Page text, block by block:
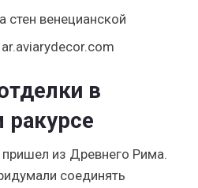
стен венецианской
в
ракурсе
из Древнего Рима.
соединять